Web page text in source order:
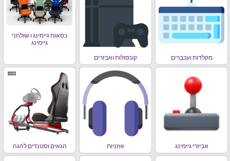
מקלדות ועכברים קונסולות ואבזרים
כסאות גיימינג ו שולחני
גיימינג
אביזרי גיימינג אוזניות הגאים וסטנדים להגה